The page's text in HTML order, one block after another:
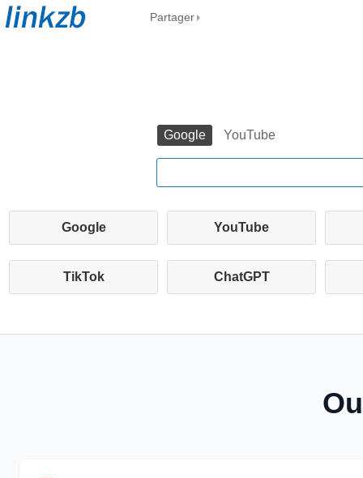
Partager
Google YouTube
Google YouTube
TikTok ChatGPT